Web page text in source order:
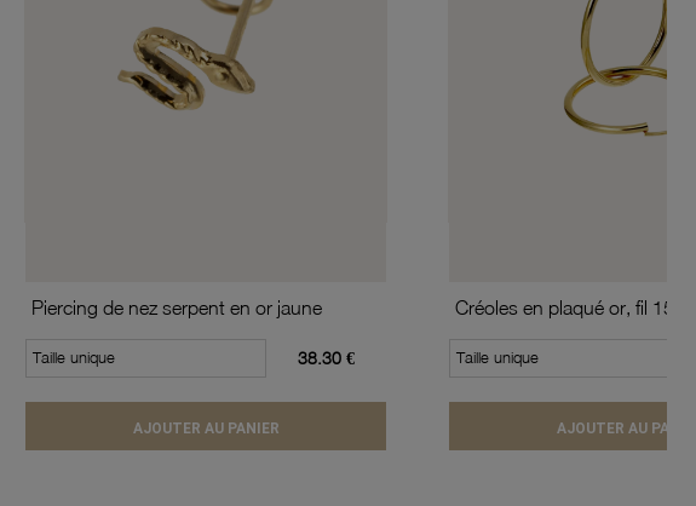
Piercing de nez serpent en or jaune
Taille unique 38.30 €
AJOUTER AU PANIER
Taille unique
AJOUTER AU